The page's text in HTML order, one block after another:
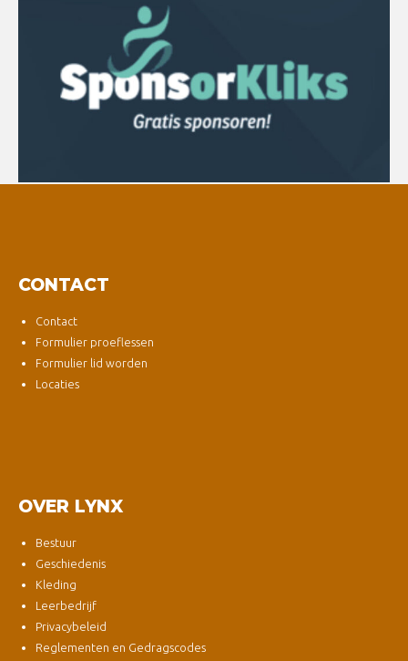
CONTACT
Contact
Formulier proeflessen
Formulier lid worden
Locaties
OVER LYNX
Bestuur
Geschiedenis
Kleding
Leerbedrijf
Privacybeleid
Reglementen en Gedragscodes